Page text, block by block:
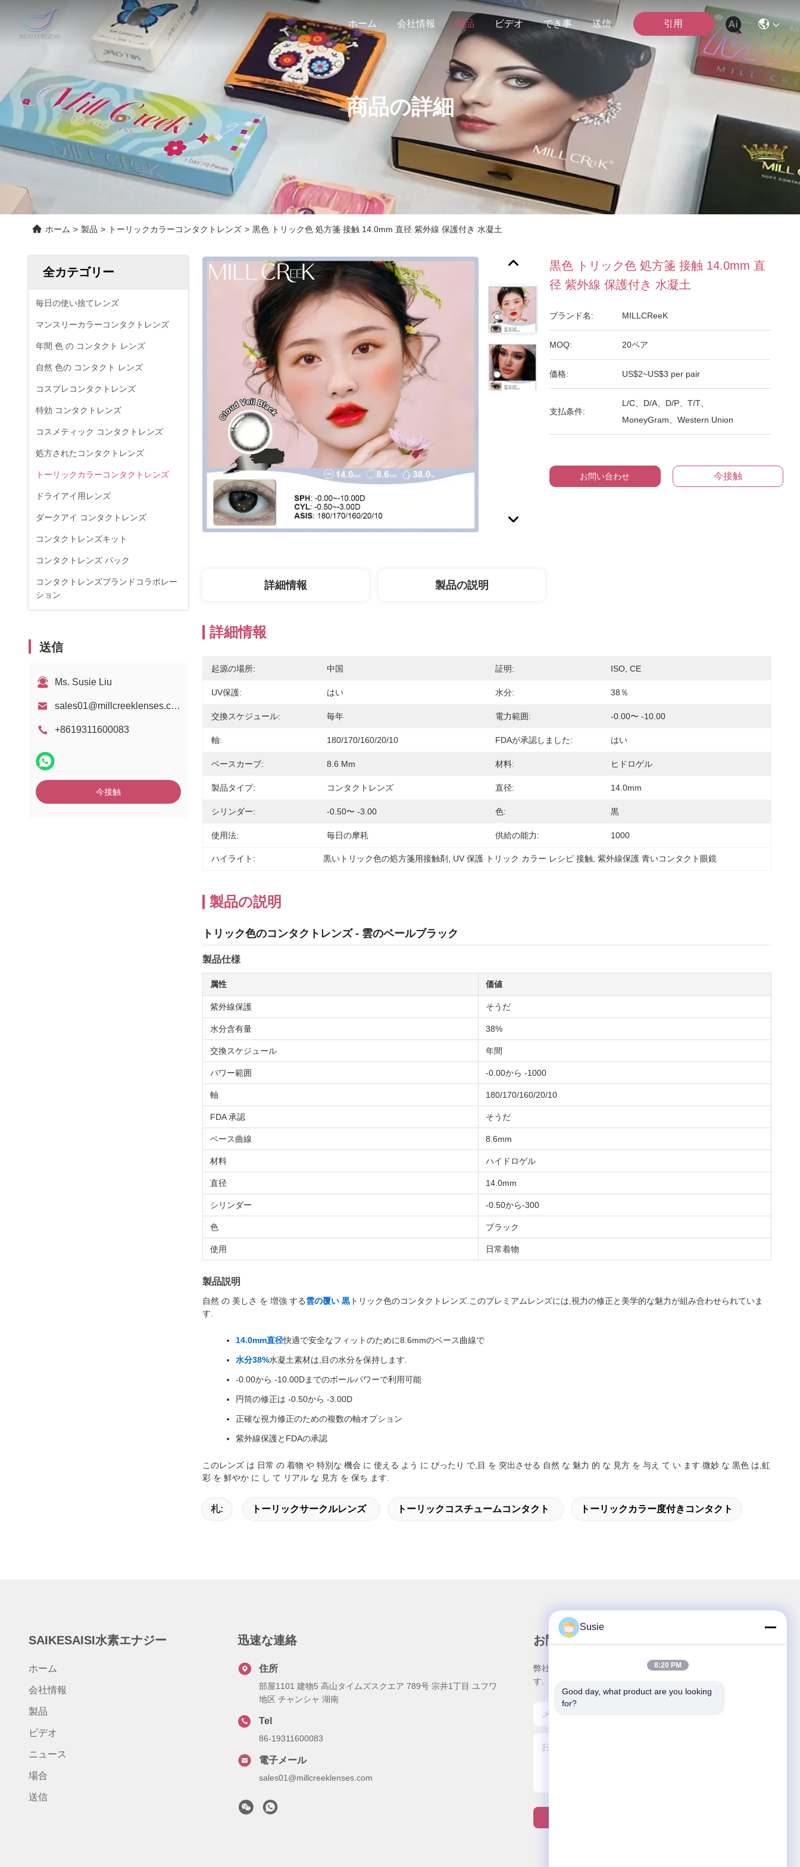
ホーム 会社情報 製品 ビデオ でき事 送信 引用
商品の詳細
ホーム > 製品 > トーリックカラーコンタクトレンズ > 黒色 トリック色 処方箋 接触 14.0mm 直径 紫外線 保護付き 水凝土
全カテゴリー
毎日の使い捨てレンズ
マンスリーカラーコンタクトレンズ
年間 色 の コンタクト レンズ
自然 色の コンタクト レンズ
コスプレコンタクトレンズ
特効 コンタクトレンズ
コスメティック コンタクトレンズ
処方されたコンタクトレンズ
トーリックカラーコンタクトレンズ
ドライアイ用レンズ
ダークアイ コンタクトレンズ
コンタクトレンズキット
コンタクトレンズ パック
コンタクトレンズブランドコラボレー
ション
送信
Ms. Susie Liu
sales01@millcreeklenses.com
+8619311600083
今接触
黒色 トリック色 処方箋 接触 14.0mm 直
径 紫外線 保護付き 水凝土
ブランド名: MILLCReeK
MOQ: 20ペア
価格: US$2~US$3 per pair
支払条件:
L/C、D/A、D/P、T/T、
MoneyGram、Western Union
お問い合わせ 今接触
詳細情報 製品の説明
詳細情報
起源の場所: 中国 証明: ISO, CE
UV保護: はい 水分: 38％
交換スケジュール: 毎年 電力範囲: -0.00〜 -10.00
軸: 180/170/160/20/10 FDAが承認しました: はい
ベースカーブ: 8.6 Mm 材料: ヒドロゲル
製品タイプ: コンタクトレンズ 直径: 14.0mm
シリンダー: -0.50〜 -3.00 色: 黒
使用法: 毎日の摩耗 供給の能力: 1000
ハイライト: 黒いトリック色の処方箋用接触剤 UV 保護 トリック カラー レシピ 接触 , 紫外線保護 青いコンタクト眼鏡
製品の説明
トリック色のコンタクトレンズ - 雲のベールブラック
製品仕様
属性 価値
紫外線保護 そうだ
水分含有量 38%
交換スケジュール 年間
パワー範囲 -0.00から -1000
軸 180/170/160/20/10
FDA 承認 そうだ
ベース曲線 8.6mm
材料 ハイドロゲル
直径 14.0mm
シリンダー -0.50から-300
色 ブラック
使用 日常着物
製品説明
自然 の 美しさ を 増強 する雲の覆い 黒 トリック色のコンタクトレンズ.このプレミアムレンズには,視力の修正と美学的な魅力が組み合わせられていま
す.
14.0mm直径快適で安全なフィットのために8.6mmのベース曲線で
水分38%水凝土素材は,目の水分を保持します.
-0.00から -10.00Dまでのボールパワーで利用可能
円筒の修正は -0.50から -3.00D
正確な視力修正のための複数の軸オプション
紫外線保護とFDAの承認
このレンズ は 日常 の 着物 や 特別な 機会 に 使える よう に ぴったり で,目 を 突出させる 自然 な 魅力 的 な 見方 を 与え て い ます.微妙 な 黒色 は,虹
彩 を 鮮やか に し て リアル な 見方 を 保ち ます.
札: トーリックサークルレンズ トーリックコスチュームコンタクト トーリックカラー度付きコンタクト
SAIKESAISI水素エナジー
ホーム
会社情報
製品
ビデオ
ニュース
場合
送信
迅速な連絡
住所
部屋1101 建物5 高山タイムズスクエア 789号 宗井1丁目 ユフワ
地区 チャンシャ 湖南
Tel
86-19311600083
電子メール
sales01@millcreeklenses.com
お問い合わせ
弊社製品についてのお問い合わせは、こちらで受付しておりま
す.
Susie
8:20 PM
Good day, what product are you looking
for?